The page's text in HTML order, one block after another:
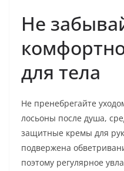
Не
для тела
Не пренебрегайте
лосьоны после душа,
защитные кремы для
подвержена
поэтому регулярное